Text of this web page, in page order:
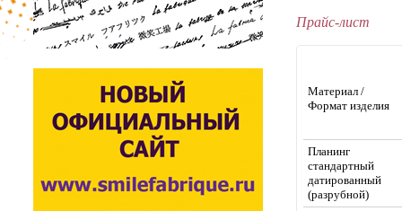
Прайс-лист
Материал /
Формат изделия
Планинг
стандартный
датированный
(разрубной)